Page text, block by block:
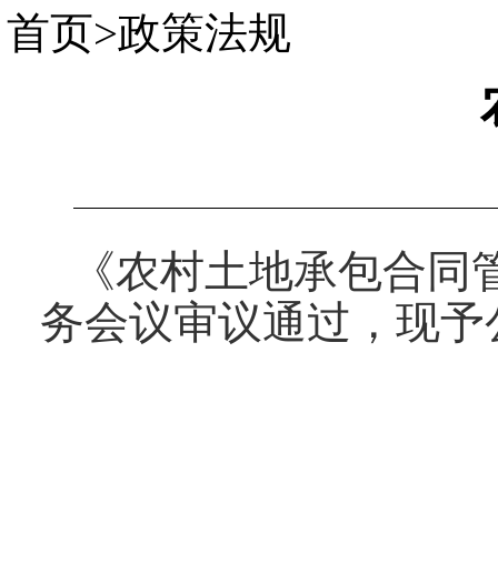
首页>政策法规
《农村土地承包合
务会议审议通过，现